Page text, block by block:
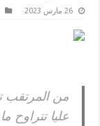
26 مارس 2023
من